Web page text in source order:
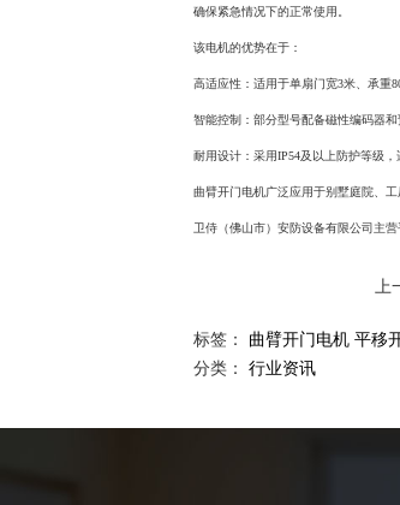
确保紧急情况下的正常使用。
该电机的优势在于：
高适应性：适用于单扇门宽3米、承重
智能控制：部分型号配备磁性编码器
耐用设计：采用IP54及以上防护等级
曲臂开门电机广泛应用于别墅庭院、
卫侍（佛山市）安防设备有限公司主
上
标签： 曲臂开门电机 平移
分类：行业资讯